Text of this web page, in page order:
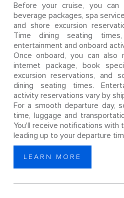
Before your cruise, you can
beverage packages, spa
and shore excursion
Time dining seating
entertainment and onboard
Once onboard, you can also
internet package, book
excursion reservations, and
dining seating times.
activity reservations vary by
For a smooth departure day,
time, luggage and
You'll receive notifications with
leading up to your departure
LEARN MORE